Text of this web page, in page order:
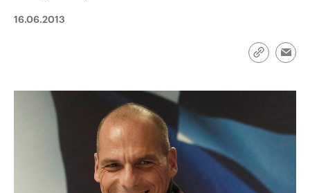
16.06.2013
Link